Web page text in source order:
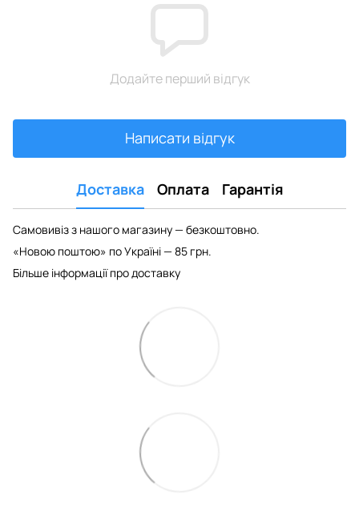
Додайте перший відгук
Написати відгук
Доставка Оплата Гарантія
Самовивіз з нашого магазину — безкоштовно.
«Новою поштою» по Україні — 85 грн.
Більше інформації про доставку